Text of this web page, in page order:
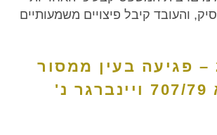
והעובד קיבל פיצויים משמעותיים
פסק דין 2 – פגיעה בעין ממסור
עגול (ע"א 707/79 ויינברגר נ'